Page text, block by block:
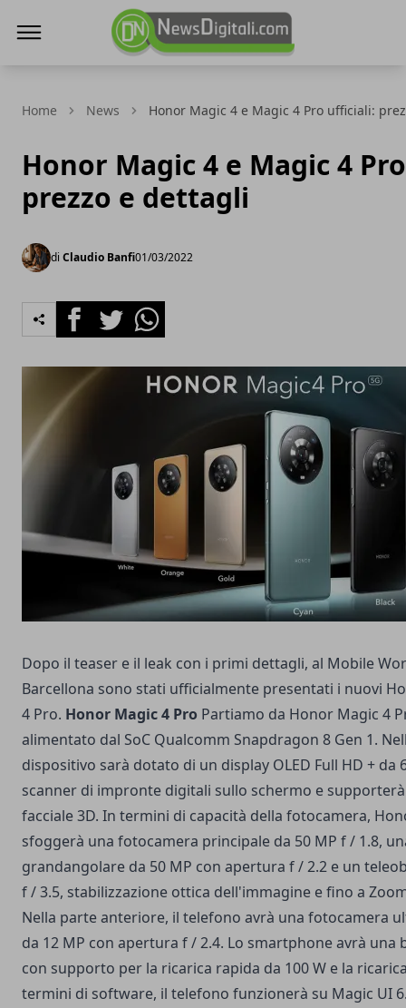
Home News Honor Magic 4 e Magic 4 Pro ufficiali:
Honor Magic 4 e Magic 4
prezzo e dettagli
di Claudio Banfi01/03/2022
FacebookTwitterWhatsapp
Dopo il teaser e il leak con i primi dettagli, al Mobile
Barcellona sono stati ufficialmente presentati i nuovi
4 Pro. Honor Magic 4 Pro Partiamo da Honor Magic 4
alimentato dal SoC Qualcomm Snapdragon 8 Gen 1.
dispositivo sarà dotato di un display OLED Full HD + da
scanner di impronte digitali sullo schermo e
facciale 3D. In termini di capacità della fotocamera,
sfoggerà una fotocamera principale da 50 MP f / 1.8,
grandangolare da 50 MP con apertura f / 2.2 e un
f / 3.5, stabilizzazione ottica dell'immagine e fino a
Nella parte anteriore, il telefono avrà una fotocamera
da 12 MP con apertura f / 2.4. Lo smartphone avrà una
con supporto per la ricarica rapida da 100 W e la
termini di software, il telefono funzionerà su Magic UI